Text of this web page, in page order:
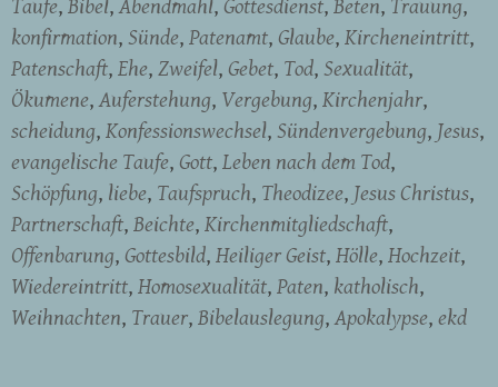
konfirmation Sünde Patenamt Glaube Kircheneintritt
Patenschaft Ehe Zweifel Gebet Tod Sexualität
Ökumene Auferstehung Vergebung Kirchenjahr
scheidung Konfessionswechsel Sündenvergebung Jesus
evangelische Taufe Gott Leben nach dem Tod
Schöpfung liebe Taufspruch Theodizee Jesus Christus
Partnerschaft Beichte Kirchenmitgliedschaft
Offenbarung Gottesbild Heiliger Geist Hölle Hochzeit
Wiedereintritt Homosexualität Paten katholisch
Weihnachten Trauer Bibelauslegung Apokalypse ekd